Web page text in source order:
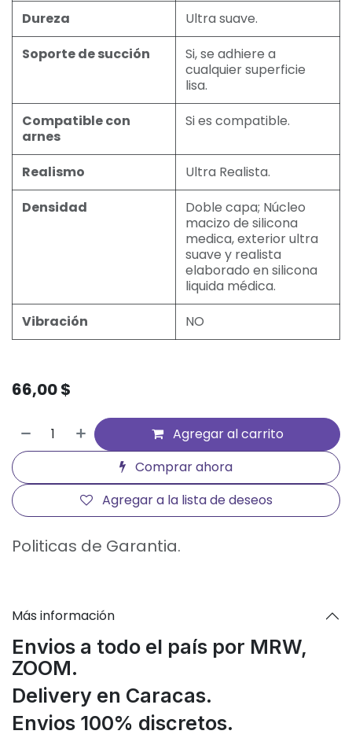
Dureza
Ultra suave.
Soporte de succión
Si, se adhiere a
cualquier superficie
lisa.
Compatible con
arnes
Si es compatible.
Realismo
Ultra Realista.
Densidad
Doble capa; Núcleo
macizo de silicona
medica, exterior ultra
suave y realista
elaborado en silicona
liquida médica.
Vibración
NO
66,00$
Agregar al carrito
Comprar ahora
Agregar a la lista de deseos
Politicas de Garantia.
Más información
Envios a todo el país por MRW,
ZOOM.
Delivery en Caracas.
Envios 100% discretos.